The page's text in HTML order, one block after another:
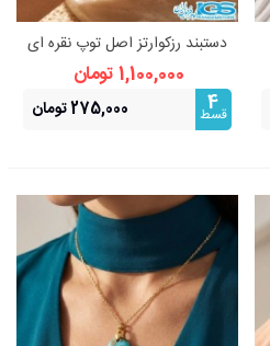
دستبند رزکوارتز اصل توپ نقره ای
استیل (رنگ ثابت)
1,100,000 تومان
4
قسط 275,000 تومان